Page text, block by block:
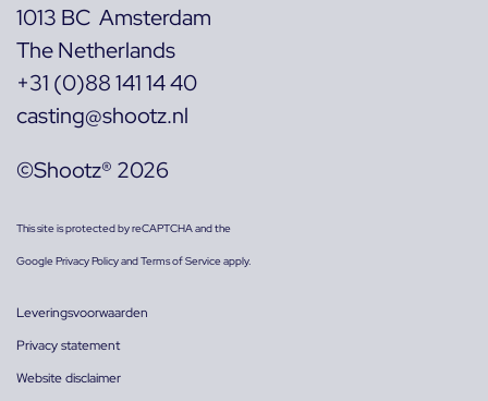
1013 BC Amsterdam
The Netherlands
+31 (0)88 141 14 40
casting@shootz.nl
©Shootz® 2026
This site is protected by reCAPTCHA and the
GooglePrivacy PolicyandTerms of Serviceapply.
Leveringsvoorwaarden
Privacy statement
Website disclaimer